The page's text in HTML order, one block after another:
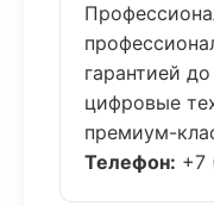
гарантией
цифровые
премиум-
Телефон: +7